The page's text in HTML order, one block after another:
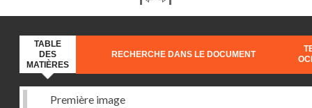
TABLE
DES
MATIÈRES
RECHERCHE DANS LE DOCUMENT
Première image